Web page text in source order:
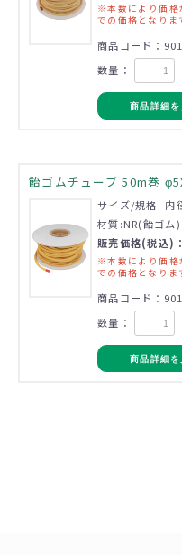
※本数により価格
での価格となりま
商品コード：
数量：
商品詳細を
飴ゴムチューブ 50m巻
サイズ/規格:
材質:NR(飴ゴム)
販売価格(税込)
※本数により価格
での価格となりま
商品コード：
数量：
商品詳細を